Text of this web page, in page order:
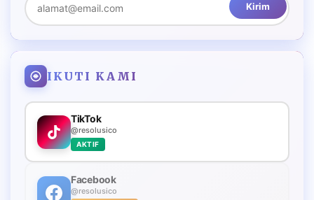
Kirim
IKUTI KAMI
TikTok
@resolusico
AKTIF
Facebook
@resolusico